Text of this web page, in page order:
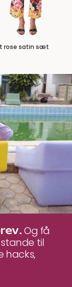
rose satin sæt
Og få
til
hacks,